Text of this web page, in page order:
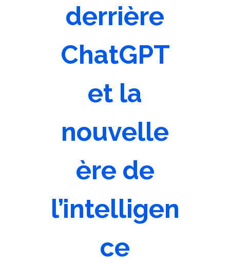
derrière
ChatGPT
et la
nouvelle
ère de
l’intelligen
ce